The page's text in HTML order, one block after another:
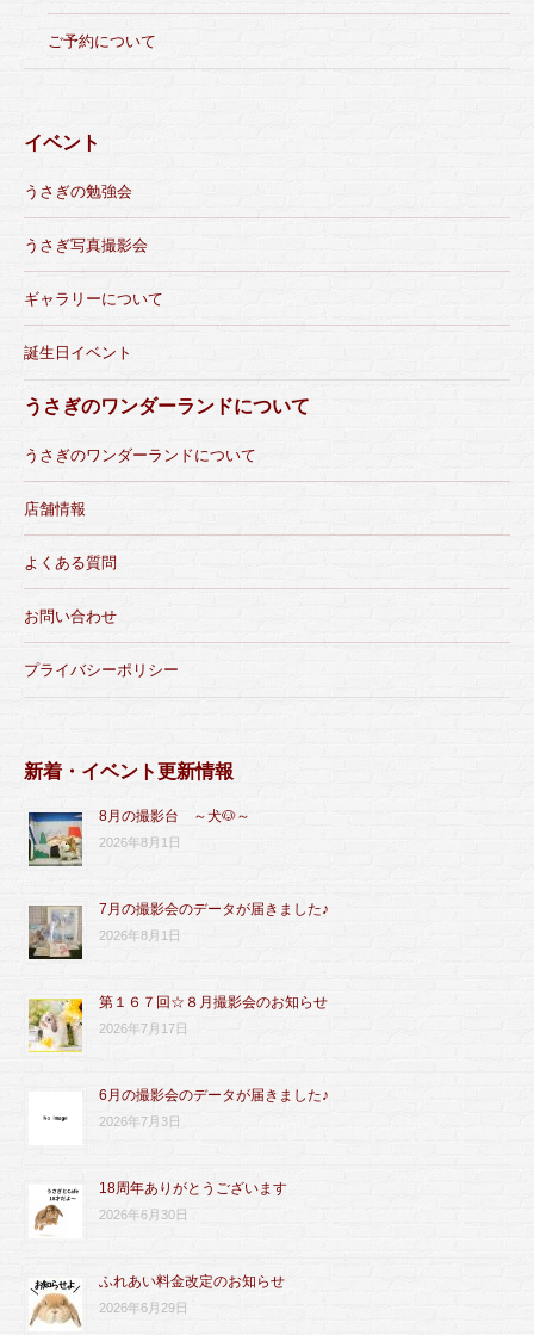
ご予約について
イベント
うさぎの勉強会
うさぎ写真撮影会
ギャラリーについて
誕生日イベント
うさぎのワンダーランドについて
うさぎのワンダーランドについて
店舗情報
よくある質問
お問い合わせ
プライバシーポリシー
新着・イベント更新情報
8月の撮影台 ～犬🐶～
2026年8月1日
7月の撮影会のデータが届きました♪
2026年8月1日
第１６７回☆８月撮影会のお知らせ
2026年7月17日
6月の撮影会のデータが届きました♪
2026年7月3日
18周年ありがとうございます
2026年6月30日
ふれあい料金改定のお知らせ
2026年6月29日